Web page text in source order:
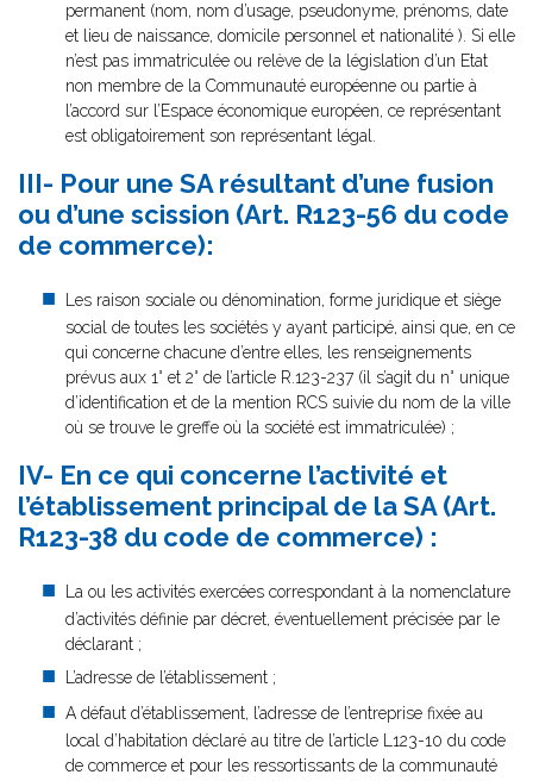
permanent (nom, nom d’usage, pseudonyme, prénoms, date
et lieu de naissance, domicile personnel et nationalité ). Si elle
n’est pas immatriculée ou relève de la législation d’un Etat
non membre de la Communauté européenne ou partie à
l’accord sur l’Espace économique européen, ce représentant
est obligatoirement son représentant légal.
III- Pour une SA résultant d’une fusion
ou d’une scission (Art. R123-56 du code
de commerce):
Les raison sociale ou dénomination, forme juridique et siège
social de toutes les sociétés y ayant participé, ainsi que, en ce
qui concerne chacune d’entre elles, les renseignements
prévus aux 1° et 2° de l’article R.123-237 (il s’agit du n° unique
d’identification et de la mention RCS suivie du nom de la ville
où se trouve le greffe où la société est immatriculée) ;
IV- En ce qui concerne l’activité et
l’établissement principal de la SA (Art.
R123-38 du code de commerce) :
La ou les activités exercées correspondant à la nomenclature
d’activités définie par décret, éventuellement précisée par le
déclarant ;
L’adresse de l’établissement ;
A défaut d’établissement, l’adresse de l’entreprise fixée au
local d’habitation déclaré au titre de l’article L123-10 du code
de commerce et pour les ressortissants de la communauté